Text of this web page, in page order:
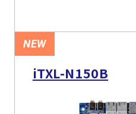
NEW
iTXL-N150B